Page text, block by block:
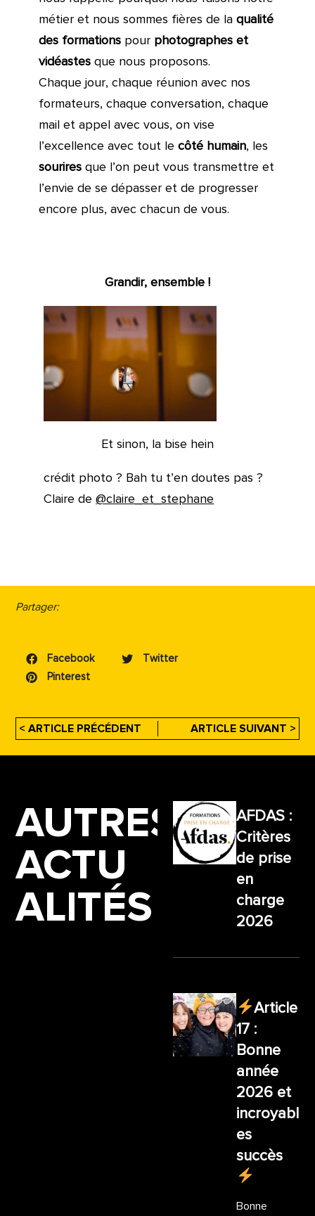
métier et nous sommes fières de la qualité
des formationspour photographes et
vidéastesque nous proposons.
Chaque jour, chaque réunion avec nos
formateurs, chaque conversation, chaque
mail et appel avec vous, on vise
l’excellence avec tout le côté humain, les
souriresque l’on peut vous transmettre et
l’envie de se dépasser et de progresser
encore plus, avec chacun de vous.
Grandir, ensemble !
Et sinon, la bise hein
crédit photo ? Bah tu t’en doutes pas ?
Claire de@claire_et_stephane
Partager:
Facebook
Twitter
Pinterest
< ARTICLE PRÉCÉDENT ARTICLE SUIVANT >
AUTRES
ACTU
ALITÉS
AFDAS :
Critères
de prise
en
charge
2026
Article
17 :
Bonne
année
2026 et
incroyabl
es
succès
Bonne